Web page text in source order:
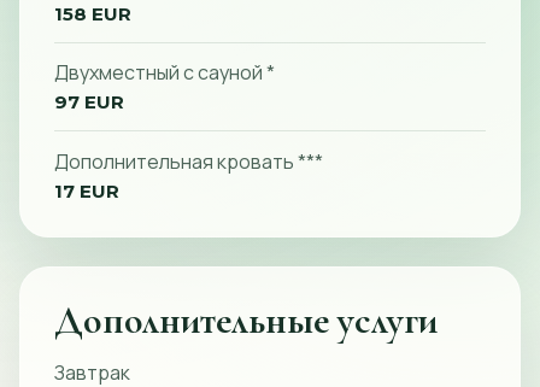
158 EUR
Двухместный с сауной *
97 EUR
Дополнительная кровать ***
17 EUR
Дополнительные услуги
Завтрак